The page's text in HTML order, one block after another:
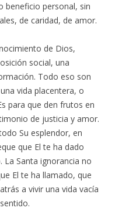
beneficio personal, sin
de caridad, de amor.
de Dios,
social, una
Todo eso son
vida placentera, o
para que den frutos en
de justicia y amor.
Su esplendor, en
que El te ha dado
La Santa ignorancia no
El te ha llamado, que
a vivir una vida vacía